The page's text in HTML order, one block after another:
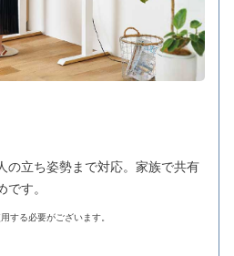
の立ち姿勢まで対応。家族で共有
す。
する必要がございます。